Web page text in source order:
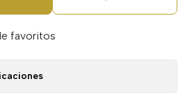
favoritos